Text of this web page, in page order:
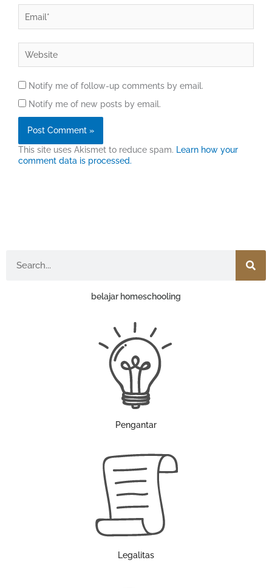
Notify me of follow-up comments by email.
Notify me of new posts by email.
This site uses Akismet to reduce spam. Learn how your
comment data is processed.
belajar homeschooling
Pengantar
Legalitas